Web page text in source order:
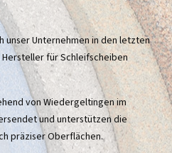
unser Unternehmen in den letzten
für Schleifscheiben
von Wiedergeltingen im
und unterstützen die
präziser Oberflächen.